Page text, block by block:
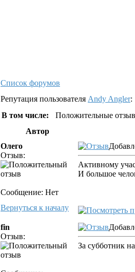
Список форумов
Репутация пользователя Andy Angler:
В том числе:
Положительные
Автор
Олего
Отзыв:
Сообщение: Нет
Активному
И большое
Вернуться к началу
fin
Отзыв:
За субботник